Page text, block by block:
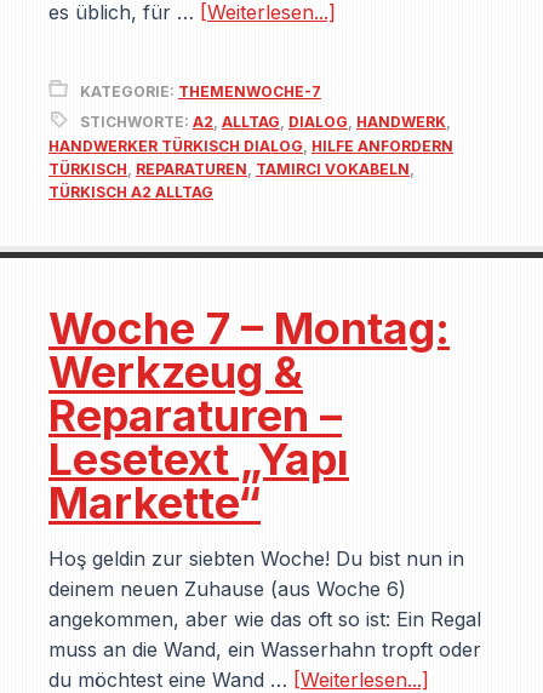
es üblich, für … [Weiterlesen...]
KATEGORIE: THEMENWOCHE-7
STICHWORTE: A2, ALLTAG, DIALOG, HANDWERK,
HANDWERKER TÜRKISCH DIALOG, HILFE ANFORDERN
TÜRKISCH, REPARATUREN, TAMIRCI VOKABELN,
TÜRKISCH A2 ALLTAG
Woche 7 – Montag:
Werkzeug &
Reparaturen –
Lesetext „Yapı
Markette“
Hoş geldin zur siebten Woche! Du bist nun in
deinem neuen Zuhause (aus Woche 6)
angekommen, aber wie das oft so ist: Ein Regal
muss an die Wand, ein Wasserhahn tropft oder
du möchtest eine Wand … [Weiterlesen...]